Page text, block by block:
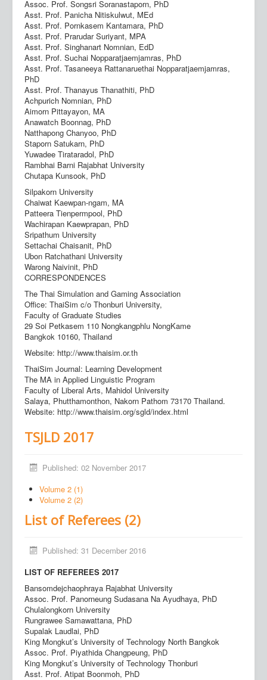
Assoc. Prof. Songsri Soranastaporn, PhD
Asst. Prof. Panicha Nitiskulwut, MEd
Asst. Prof. Pornkasem Kantamara, PhD
Asst. Prof. Prarudar Suriyant, MPA
Asst. Prof. Singhanart Nomnian, EdD
Asst. Prof. Suchai Nopparatjaemjamras, PhD
Asst. Prof. Tasaneeya Rattanaruethai Nopparatjaemjamras,
PhD
Asst. Prof. Thanayus Thanathiti, PhD
Achpurich Nomnian, PhD
Aimorn Pittayayon, MA
Anawatch Boonnag, PhD
Natthapong Chanyoo, PhD
Staporn Satukarn, PhD
Yuwadee Tirataradol, PhD
Rambhai Barni Rajabhat University
Chutapa Kunsook, PhD
Silpakorn University
Chaiwat Kaewpan-ngam, MA
Patteera Tienpermpool, PhD
Wachirapan Kaewprapan, PhD
Sripathum University
Settachai Chaisanit, PhD
Ubon Ratchathani University
Warong Naivinit, PhD
CORRESPONDENCES
The Thai Simulation and Gaming Association
Office: ThaiSim c/o Thonburi University,
Faculty of Graduate Studies
29 Soi Petkasem 110 Nongkangphlu NongKame
Bangkok 10160, Thailand
Website: http://www.thaisim.or.th
ThaiSim Journal: Learning Development
The MA in Applied Linguistic Program
Faculty of Liberal Arts, Mahidol University
Salaya, Phutthamonthon, Nakorn Pathom 73170 Thailand.
Website: http://www.thaisim.org/sgld/index.html
TSJLD 2017
Published: 02 November 2017
Volume 2 (1)
Volume 2 (2)
List of Referees (2)
Published: 31 December 2016
LIST OF REFEREES 2017
Bansomdejchaophraya Rajabhat University
Assoc. Prof. Panorneung Sudasana Na Ayudhaya, PhD
Chulalongkorn University
Rungrawee Samawattana, PhD
Supalak Laudlai, PhD
King Mongkut’s University of Technology North Bangkok
Assoc. Prof. Piyathida Changpeung, PhD
King Mongkut’s University of Technology Thonburi
Asst. Prof. Atipat Boonmoh, PhD